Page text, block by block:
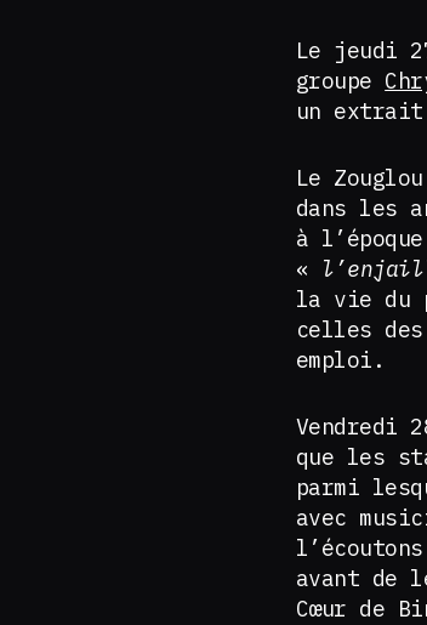
Le jeudi
groupe
un
Le
dans les
à
«
la vie du
celles
emploi.
Vendredi
que les
parmi
avec
avant de
Cœur de